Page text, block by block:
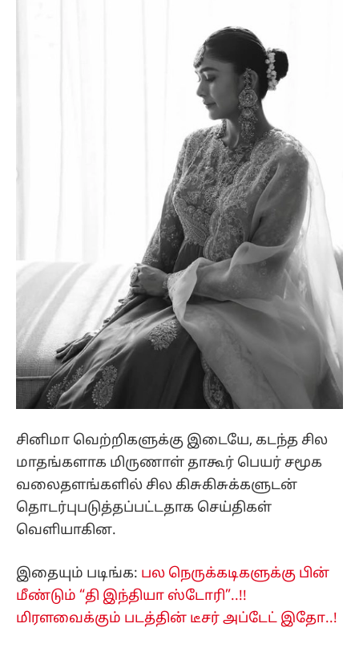
சினிமா வெற்றிகளுக்கு இடையே, கடந்த சில
மாதங்களாக மிருணாள் தாகூர் பெயர் சமூக
வலைதளங்களில் சில கிசுகிசுக்களுடன்
தொடர்புபடுத்தப்பட்டதாக செய்திகள்
வெளியாகின.
இதையும் படிங்க: பல நெருக்கடிகளுக்கு பின்
மீண்டும் “தி இந்தியா ஸ்டோரி”..!!
மிரளவைக்கும் படத்தின் டீசர் அப்டேட் இதோ..!